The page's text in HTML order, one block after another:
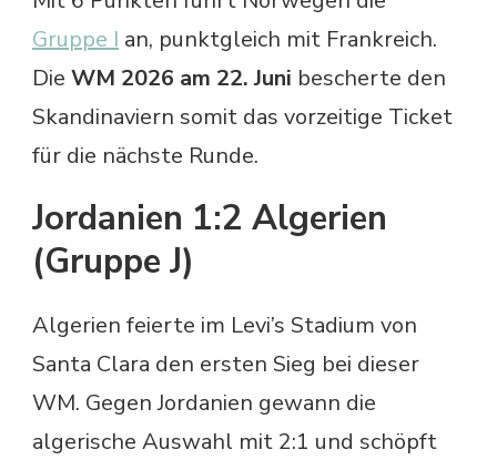
Gruppe I an, punktgleich mit Frankreich.
Die WM 2026 am 22. Juni bescherte den
Skandinaviern somit das vorzeitige Ticket
für die nächste Runde.
Jordanien 1:2 Algerien
(Gruppe J)
Algerien feierte im Levi’s Stadium von
Santa Clara den ersten Sieg bei dieser
WM. Gegen Jordanien gewann die
algerische Auswahl mit 2:1 und schöpft